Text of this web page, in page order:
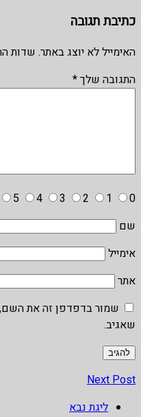
כתיבת תגובה
האימייל לא יוצג באתר. שדות
התגובה שלך*
5 4 3 2 1
0
שם
אימייל
אתר
שמור בדפדפן זה את
שאגיב.
Next Post
ליגת נבא